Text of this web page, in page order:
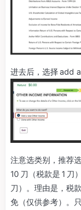
进去后，选择 add
注意选类别，推荐
10 刀（税款是 1 刀
刀）。理由是，税
免（仅供参考）。